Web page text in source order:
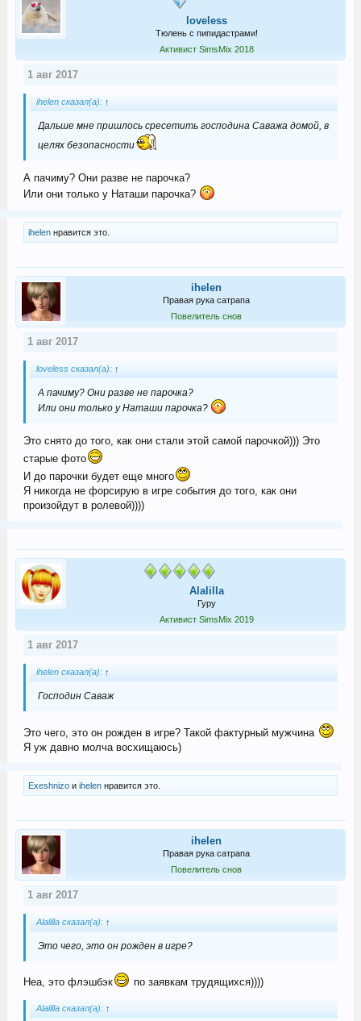
loveless
Тюлень с пипидастрами!
Активист SimsMix 2018
1 авг 2017
ihelen сказал(а): ↑
Дальше мне пришлось сресетить господина Саважа домой, в
целях безопасности
А пачиму? Они разве не парочка?
Или они только у Наташи парочка?
ihelenнравится это.
ihelen
Правая рука сатрапа
Повелитель снов
1 авг 2017
loveless сказал(а): ↑
А пачиму? Они разве не парочка?
Или они только у Наташи парочка?
Это снято до того, как они стали этой самой парочкой))) Это
старые фото
И до парочки будет еще много
Я никогда не форсирую в игре события до того, как они
произойдут в ролевой))))
Alalilla
Гуру
Активист SimsMix 2019
1 авг 2017
ihelen сказал(а): ↑
Господин Саваж
Это чего, это он рожден в игре? Такой фактурный мужчина
Я уж давно молча восхищаюсь)
Exeshnizoи ihelenнравится это.
ihelen
Правая рука сатрапа
Повелитель снов
1 авг 2017
Alalilla сказал(а): ↑
Это чего, это он рожден в игре?
Неа, это флэшбэк по заявкам трудящихся))))
Alalilla сказал(а): ↑